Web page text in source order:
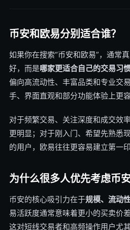
币安和欧易分别适合谁？
如果你在搜索“币安和欧易”，通常
好，而是哪家更适合自己的交易习
偏向高流动性、丰富品类和专业交
手、界面直观和部分功能体验上更容
对于频繁交易、关注深度和成交效
更明显；对于刚入门、希望先熟悉
的用户，欧易往往更容易建立第一印
为什么很多人优先考虑币安
币安的核心吸引力在于规模、流动
易活跃度通常意味着更小的买卖价
这对短线交易者和高频操作用户尤其